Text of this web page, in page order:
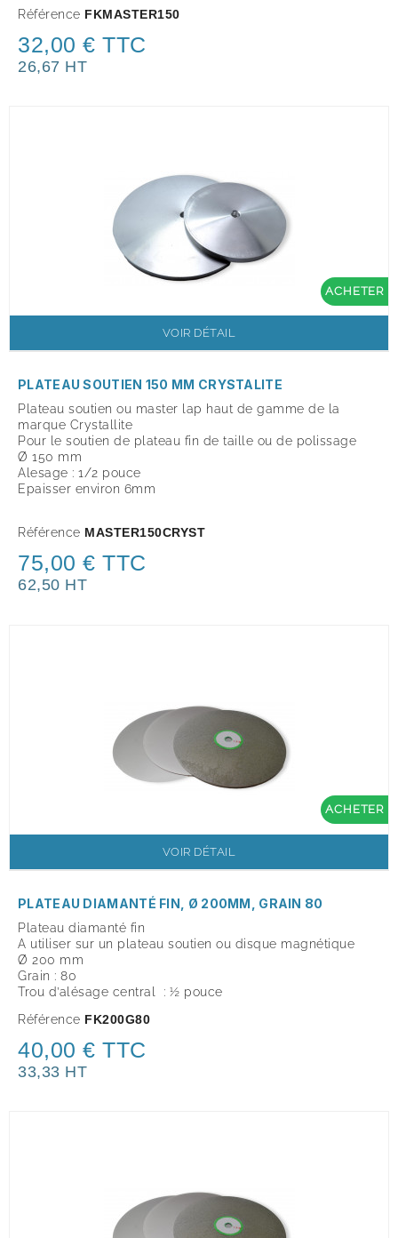
Référence FKMASTER150
32,00 € TTC
26,67 HT
ACHETER
VOIR DÉTAIL
PLATEAU SOUTIEN 150 MM CRYSTALITE
Plateau soutien ou master lap haut de gamme de la
marque Crystallite
Pour le soutien de plateau fin de taille ou de polissage
Ø 150 mm
Alesage : 1/2 pouce
Epaisser environ 6mm
Référence MASTER150CRYST
75,00 € TTC
62,50 HT
ACHETER
VOIR DÉTAIL
PLATEAU DIAMANTÉ FIN, Ø 200MM, GRAIN 80
Plateau diamanté fin
A utiliser sur un plateau soutien ou disque magnétique
Ø 200 mm
Grain : 80
Trou d’alésage central : ½ pouce
Référence FK200G80
40,00 € TTC
33,33 HT